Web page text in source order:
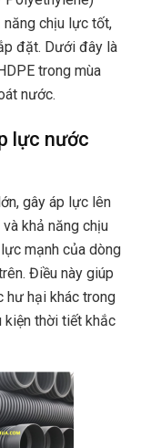
năng chịu lực tốt,
đặt. Dưới đây là
trong mùa
nước.
lực nước
gây áp lực lên
khả năng chịu
mạnh của dòng
Điều này giúp
hư hại khác trong
kiện thời tiết khắc